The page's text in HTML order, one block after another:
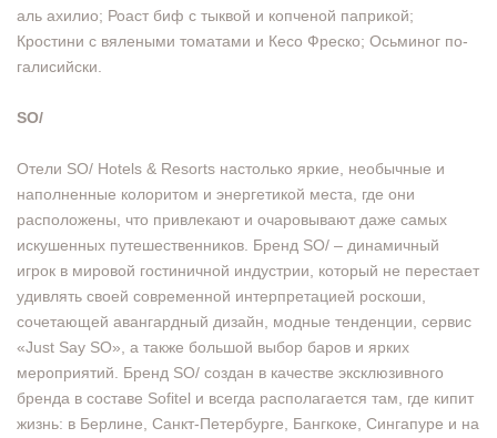
аль ахилио; Роаст биф с тыквой и копченой паприкой;
Кростини с вялеными томатами и Кесо Фреско; Осьминог по-
галисийски.
SO/
Отели SO/ Hotels & Resorts настолько яркие, необычные и
наполненные колоритом и энергетикой места, где они
расположены, что привлекают и очаровывают даже самых
искушенных путешественников. Бренд SO/ – динамичный
игрок в мировой гостиничной индустрии, который не перестает
удивлять своей современной интерпретацией роскоши,
сочетающей авангардный дизайн, модные тенденции, сервис
«Just Say SO», а также большой выбор баров и ярких
мероприятий. Бренд SO/ создан в качестве эксклюзивного
бренда в составе Sofitel и всегда располагается там, где кипит
жизнь: в Берлине, Санкт-Петербурге, Бангкоке, Сингапуре и на